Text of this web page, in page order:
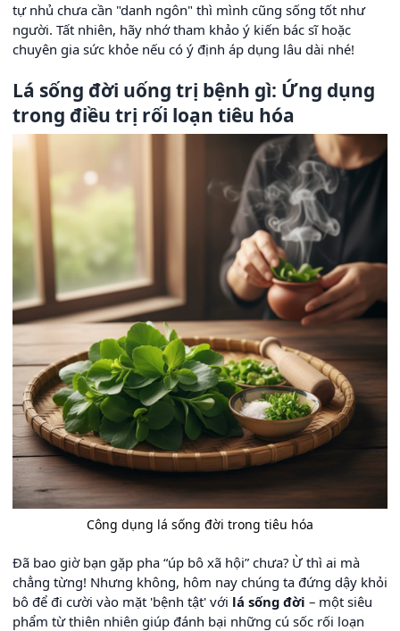
tự nhủ chưa cần "danh ngôn" thì mình cũng sống tốt như
người. Tất nhiên, hãy nhớ tham khảo ý kiến bác sĩ hoặc
chuyên gia sức khỏe nếu có ý định áp dụng lâu dài nhé!
Lá sống đời uống trị bệnh gì: Ứng dụng
trong điều trị rối loạn tiêu hóa
Công dụng lá sống đời trong tiêu hóa
Đã bao giờ bạn gặp pha “úp bô xã hội” chưa? Ừ thì ai mà
chẳng từng! Nhưng không, hôm nay chúng ta đứng dậy khỏi
bô để đi cười vào mặt 'bệnh tật' với lá sống đời – một siêu
phẩm từ thiên nhiên giúp đánh bại những cú sốc rối loạn